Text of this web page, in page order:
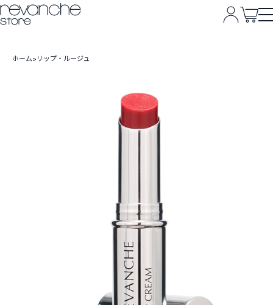
ホーム リップ・ルージュ